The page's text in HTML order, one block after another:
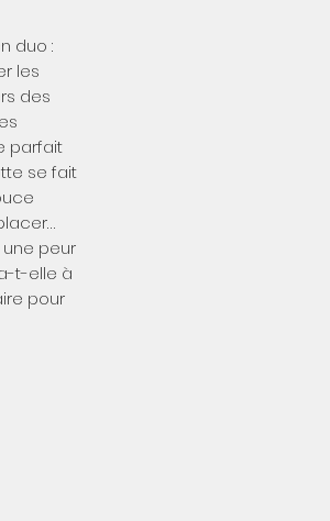
duo :
les
des
parfait
se fait
une peur
t-elle à
pour